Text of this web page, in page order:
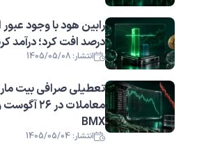
درصد افت کرد؛ درآمد
انتشار: 1405/05/08
تعطیلی صرافی بیت مارت
معاملات در ۲۶
BMX
انتشار: 1405/05/04